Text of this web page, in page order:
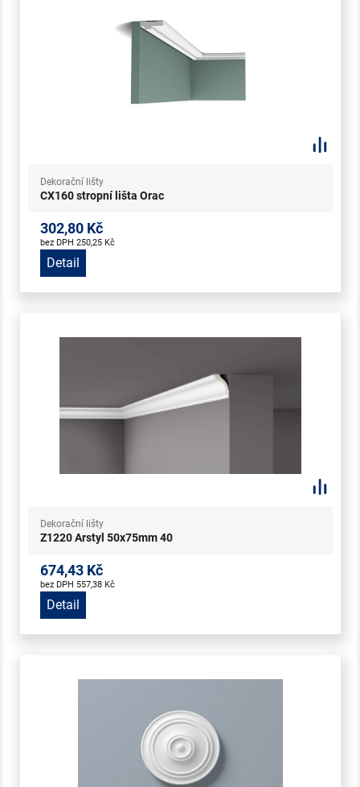
Dekorační lišty
CX160 stropní lišta Orac
302,80 Kč
bez DPH 250,25 Kč
Detail
Dekorační lišty
Z1220 Arstyl 50x75mm 40
674,43 Kč
bez DPH 557,38 Kč
Detail